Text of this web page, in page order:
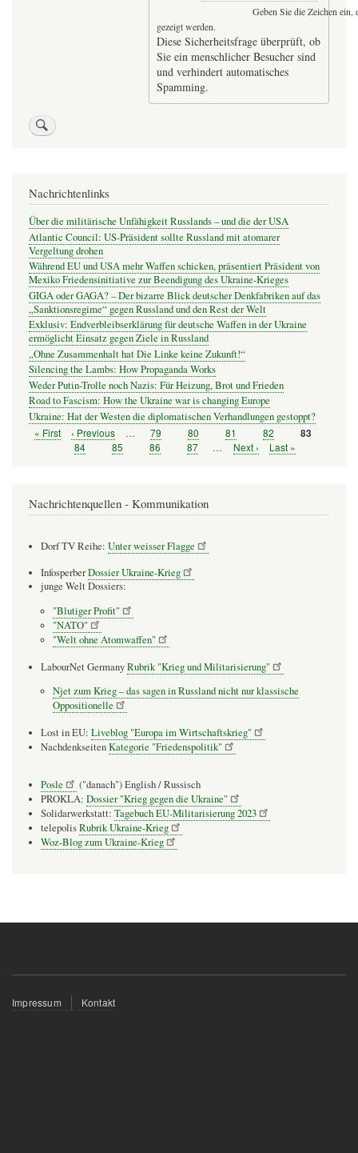
Geben Sie die Zeichen
gezeigt werden.
Diese Sicherheitsfrage überprüft, ob
Sie ein menschlicher Besucher sind
und verhindert automatisches
Spamming.
Nachrichtenlinks
Über die militärische Unfähigkeit Russlands – und die der USA
Atlantic Council: US-Präsident sollte Russland mit atomarer
Vergeltung drohen
Während EU und USA mehr Waffen schicken, präsentiert Präsident von
Mexiko Friedensinitiative zur Beendigung des Ukraine-Krieges
GIGA oder GAGA? – Der bizarre Blick deutscher Denkfabriken auf das
„Sanktionsregime“ gegen Russland und den Rest der Welt
Exklusiv: Endverbleibserklärung für deutsche Waffen in der Ukraine
ermöglicht Einsatz gegen Ziele in Russland
„Ohne Zusammenhalt hat Die Linke keine Zukunft!“
Silencing the Lambs: How Propaganda Works
Weder Putin-Trolle noch Nazis: Für Heizung, Brot und Frieden
Road to Fascism: How the Ukraine war is changing Europe
Ukraine: Hat der Westen die diplomatischen Verhandlungen gestoppt?
Seitennummerierung
Erste
« First
Vorherige
Seite
‹ Previous … Seite
79 Seite
80 Seite
81 Seite
82 Seite
83
Seite
84 Seite
85 Seite
86 Seite
87 …
Nächste
Next ›
Letzte
Last »
Nachrichtenquellen - Kommunikation
Dorf TV Reihe: Unter weisser Flagge
InfosperberDossier Ukraine-Krieg
junge Welt Dossiers:
"Blutiger Profit"
"NATO"
"Welt ohne Atomwaffen"
LabourNet GermanyRubrik "Krieg und Militarisierung"
Njet zum Krieg – das sagen in Russland nicht nur klassische
Oppositionelle
Lost in EU: Liveblog "Europa im Wirtschaftskrieg"
NachdenkseitenKategorie "Friedenspolitik"
Posle
("danach") English / Russisch
PROKLA: Dossier "Krieg gegen die Ukraine"
Solidarwerkstatt: Tagebuch EU-Militarisierung 2023
telepolisRubrik Ukraine-Krieg
Woz-Blog zum Ukraine-Krieg
Fußzeilenmenü
Impressum Kontakt